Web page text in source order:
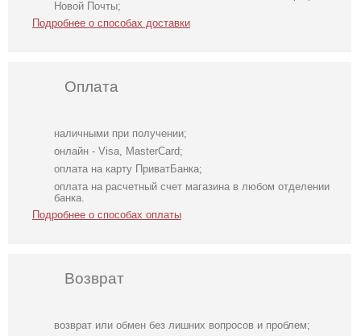
Новой Почты;
Подробнее о способах доставки
Оплата
наличными при получении;
онлайн - Visa, MasterCard;
оплата на карту ПриватБанка;
оплата на расчетный счет магазина в любом отделении
банка.
Подробнее о способах оплаты
Возврат
возврат или обмен без лишних вопросов и проблем;